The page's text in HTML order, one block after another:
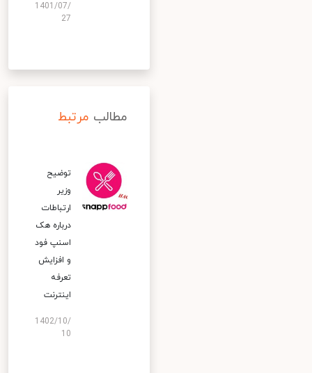
1401/07/
27
مطالب مرتبط
توضیح
وزیر
ارتباطات
درباره هک
اسنپ‌ فود
و افزایش
تعرفه
اینترنت
1402/10/
10